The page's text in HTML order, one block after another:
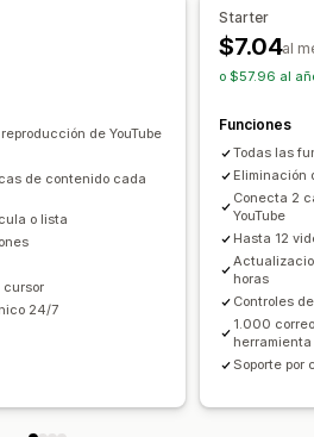
Descripciones SEO
móviles
de YouTube
de contenido cada
o lista
cursor
24/7
Starter
$7.04al
o $57.96 al
Funciones
Todas las
Eliminación
Conecta 2
YouTube
Hasta 12
horas
Controles
1.000
Soporte por